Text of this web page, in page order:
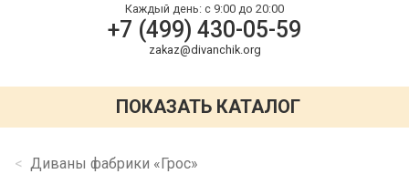
Каждый день: с 9:00 до 20:00
+7 (499) 430-05-59
zakaz@divanchik.org
ПОКАЗАТЬ КАТАЛОГ
Диваны фабрики «Грос»